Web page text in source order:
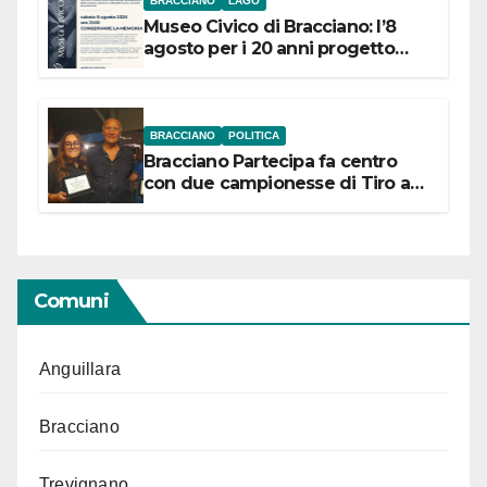
Museo Civico di Bracciano: l’8
agosto per i 20 anni progetto
BRACCIANO POLITICA
Bracciano Partecipa fa centro
con due campionesse di Tiro a
Comuni
Anguillara
Bracciano